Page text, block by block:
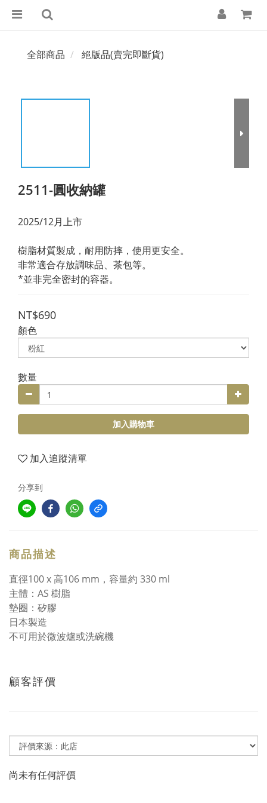
全部商品 絕版品(賣完即斷貨)
2511-圓收納罐
2025/12月上市
樹脂材質製成，耐用防摔，使用更安全。
非常適合存放調味品、茶包等。
*並非完全密封的容器。
NT$690
顏色
數量
加入購物車
加入追蹤清單
分享到
商品描述
直徑100 x 高106 mm，容量約 330 ml
主體：AS 樹脂
墊圈：矽膠
日本製造
不可用於微波爐或洗碗機
顧客評價
尚未有任何評價